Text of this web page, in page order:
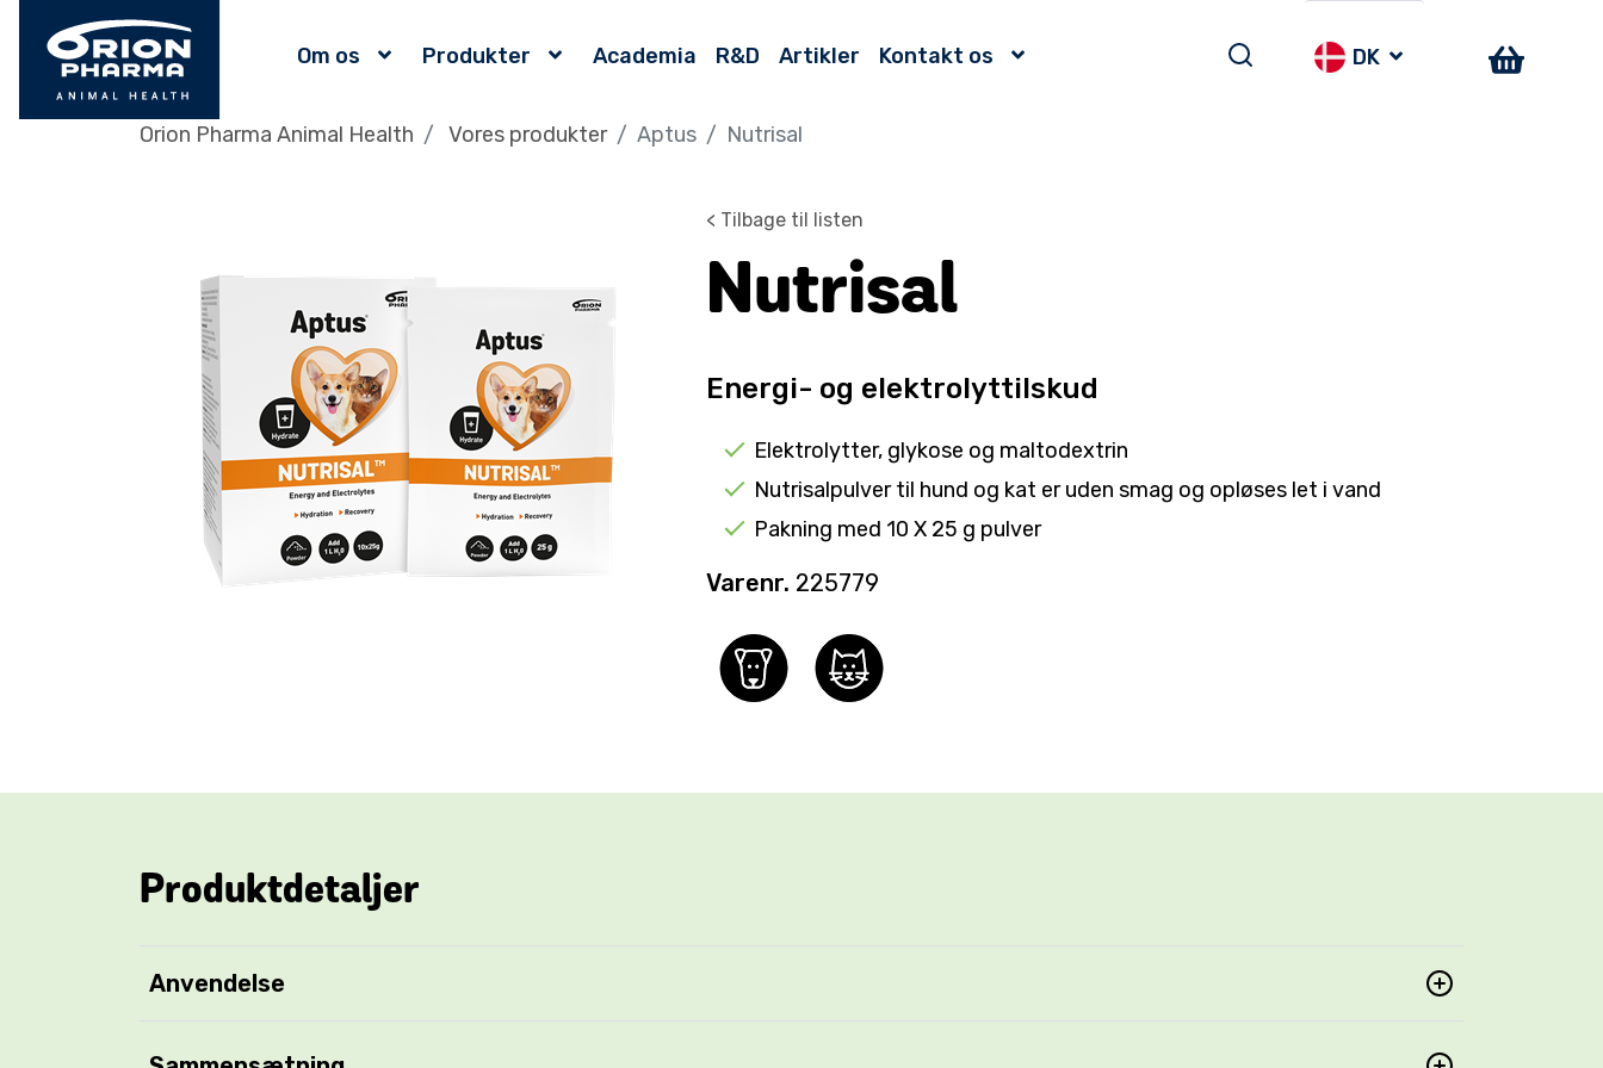
Om os Produkter Academia R&D Artikler Kontakt os DK
Orion Pharma Animal Health Vores produkter Aptus Nutrisal
< Tilbage til listen
Nutrisal
Energi- og elektrolyttilskud
Elektrolytter, glykose og maltodextrin
Nutrisalpulver til hund og kat er uden smag og opløses let i vand
Pakning med 10 X 25 g pulver
Varenr. 225779
Produktdetaljer
Anvendelse